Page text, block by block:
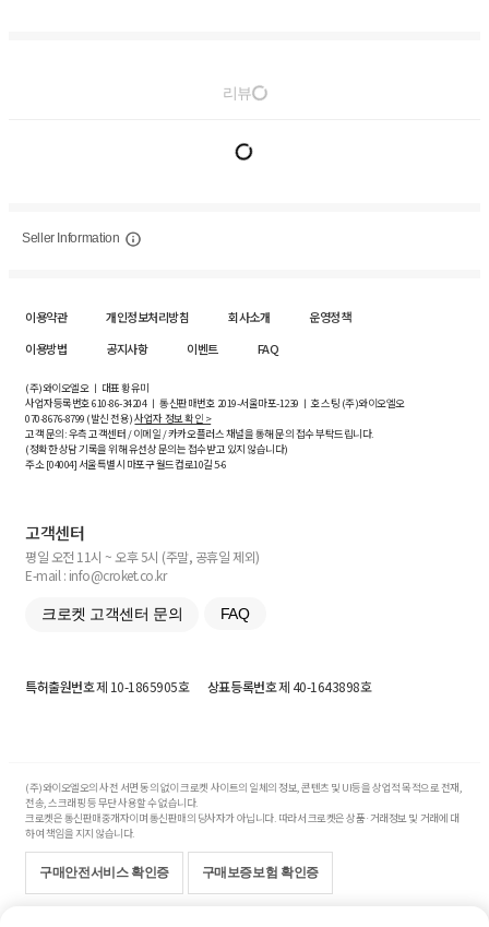
리뷰
Seller Information
이용약관 개인정보처리방침 회사소개
운영정책
이용방법
공지사항 이벤트 FAQ
(주)와이오엘오 ㅣ 대표 황유미
사업자등록번호610-86-34204ㅣ 통신판매번호 2019-서울마포-1239 ㅣ 호스팅 (주)와이오엘오
070-8676-8799 (발신 전용)사업자 정보 확인 >
고객 문의: 우측 고객센터 / 이메일 / 카카오플러스 채널을 통해 문의 접수 부탁드립니다.
(정확한 상담 기록을 위해 유선상 문의는 접수받고 있지 않습니다)
주소 [04004] 서울특별시 마포구 월드컵로10길5-6
고객센터
평일 오전 11시 ~ 오후 5시 (주말, 공휴일 제외)
E-mail : info@croket.co.kr
크로켓 고객센터 문의 FAQ
특허출원번호제 10-1865905호 상표등록번호제 40-1643898호
(주)와이오엘오의 사전 서면 동의 없이 크로켓 사이트의 일체의 정보, 콘텐츠 및 UI등을 상업적 목적으로 전재,
전송, 스크래핑 등 무단 사용할 수 없습니다.
크로켓은 통신판매중개자이며 통신판매의 당사자가 아닙니다. 따라서 크로켓은 상품·거래정보 및 거래에 대
하여 책임을 지지 않습니다.
구매안전서비스 확인증 구매보증보험 확인증